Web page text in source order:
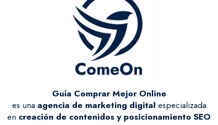
Guía Comprar Mejor Online
es unaagencia de marketing digital especializada
en creación de contenidos y posicionamiento SEO